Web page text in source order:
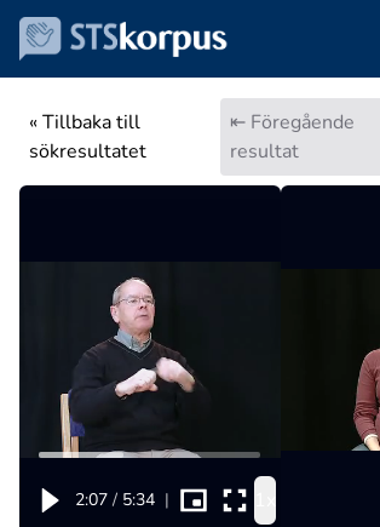
« Tillbaka till
sökresultatet
⇤ Föregående
resultat
2:07 / 5:34 |